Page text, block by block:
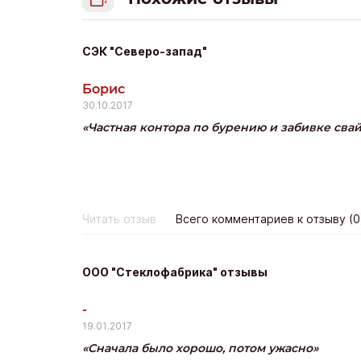
СЭК "Северо-запад"
Борис
30.10.2017
Частная контора по бурению и забивке свай
Читать отзыв Всего комментариев к отзыву
ООО "Стеклофабрика" отзывы
-
19.01.2017
Сначала было хорошо, потом ужасно